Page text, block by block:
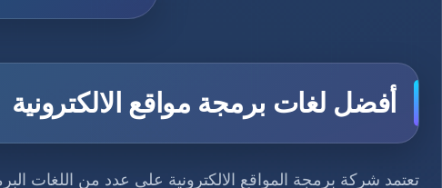
أفضل لغات برمجة مواقع الالكترونية
تعتمد شركة برمجة المواقع الالكترونية على عدد من اللغات